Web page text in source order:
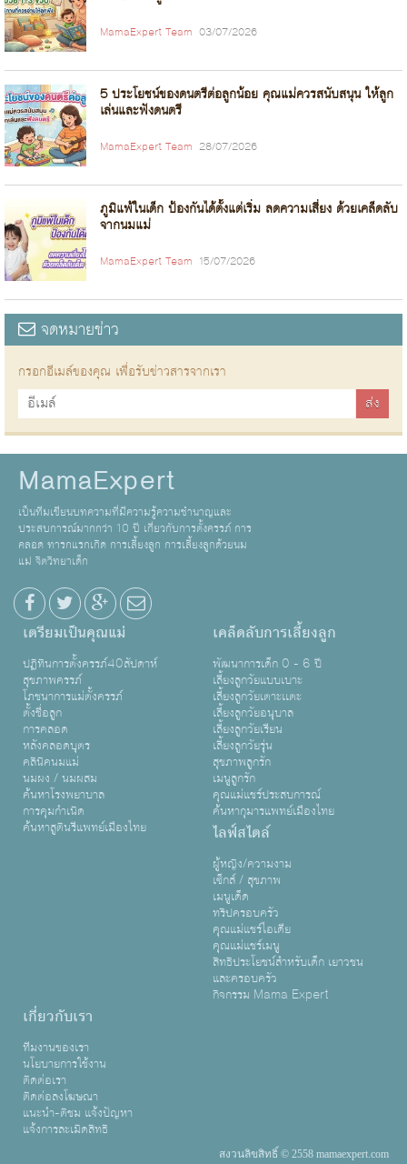
MamaExpert Team 03/07/2026
5 ประโยชน์ของดนตรีต่อลูกน้อย คุณแม่ควรสนับสนุน ให้ลูก
เล่นและฟังดนตรี
MamaExpert Team 28/07/2026
ภูมิแพ้ในเด็ก ป้องกันได้ตั้งแต่เริ่ม ลดความเสี่ยง ด้วยเคล็ดลับ
จากนมแม่
MamaExpert Team 15/07/2026
จดหมายข่าว
กรอกอีเมล์ของคุณ เพื่อรับข่าวสารจากเรา
MamaExpert
เป็นทีมเขียนบทความที่มีความรู้ความชำนาญและ
ประสบการณ์มากกว่า 10 ปี เกี่ยวกับการตั้งครรภ์ การ
คลอด ทารกแรกเกิด การเลี้ยงลูก การเลี้ยงลูกด้วยนม
แม่ จิตวิทยาเด็ก
เตรียมเป็นคุณแม่
ปฏิทินการตั้งครรภ์40สัปดาห์
สุขภาพครรภ์
โภชนาการแม่ตั้งครรภ์
ตั้งชื่อลูก
การคลอด
หลังคลอดบุตร
คลินิคนมแม่
นมผง / นมผสม
ค้นหาโรงพยาบาล
การคุมกำเนิด
ค้นหาสูตินรีแพทย์เมืองไทย
เคล็ดลับการเลี้ยงลูก
พัฒนาการเด็ก 0 - 6 ปี
เลี้ยงลูกวัยแบบเบาะ
เลี้ยงลูกวัยเตาะเเตะ
เลี้ยงลูกวัยอนุบาล
เลี้ยงลูกวัยเรียน
เลี้ยงลูกวัยรุ่น
สุขภาพลูกรัก
เมนูลูกรัก
คุณแม่แชร์ประสบการณ์
ค้นหากุมารแพทย์เมืองไทย
ไลฟ์สไตล์
ผู้หญิง/ความงาม
เซ็กส์ / สุขภาพ
เมนูเด็ด
ทริปครอบครัว
คุณแม่แชร์ไอเดีย
คุณแม่แชร์เมนู
สิทธิประโยชน์สำหรับเด็ก เยาวชน
และครอบครัว
กิจกรรม Mama Expert
เกี่ยวกับเรา
ทีมงานของเรา
นโยบายการใช้งาน
ติดต่อเรา
ติดต่อลงโฆษณา
แนะนำ-ติชม แจ้งปัญหา
แจ้งการละเมิดสิทธิ
สงวนลิขสิทธิ์ © 2558 mamaexpert.com